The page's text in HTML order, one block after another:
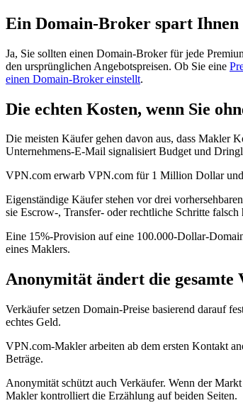
Ein Domain-Broker spart
Ja, Sie sollten einen Domain-Broker für jede
den ursprünglichen Angebotspreisen. Ob Sie eine
einen Domain-Broker einstellt.
Die echten Kosten, wenn Sie
Die meisten Käufer gehen davon aus, dass Makler
Unternehmens-E-Mail signalisiert Budget und
VPN.com erwarb VPN.com für 1 Million Dollar und
Eigenständige Käufer stehen vor drei
sie Escrow-, Transfer- oder rechtliche Schritte falsch
Eine 15%-Provision auf eine 100.000-Dollar-
eines Maklers.
Anonymität ändert die gesamte
Verkäufer setzen Domain-Preise basierend darauf
echtes Geld.
VPN.com-Makler arbeiten ab dem ersten Kontakt
Beträge.
Anonymität schützt auch Verkäufer. Wenn der
Makler kontrolliert die Erzählung auf beiden Seiten.